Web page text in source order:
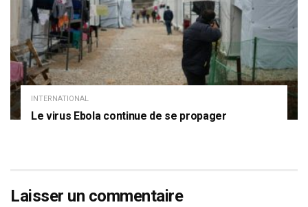
INTERNATIONAL
Le virus Ebola continue de se propager
Laisser un commentaire